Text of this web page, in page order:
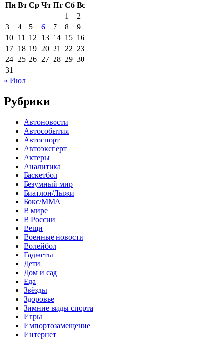
Пн Вт Ср Чт Пт Сб Вс
1
2
3
4 5 6 7 8
9
10 11 12 13 14 15 16
17 18 19 20 21 22 23
24 25 26 27 28 29 30
31
« Июл
Рубрики
Автоновости
Автособытия
Автоспорт
Автоэксперт
Актеры
Аналитика
Баскетбол
Безумный мир
Биатлон/Лыжи
Бокс/MMA
В мире
В России
Вещи
Военные новости
Волейбол
Гаджеты
Дети
Дом и сад
Еда
Звёзды
Здоровье
Зимние виды спорта
Игры
Импортозамещение
Интернет